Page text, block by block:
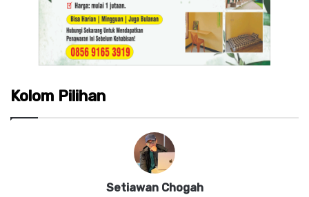
Kolom Pilihan
Setiawan Chogah